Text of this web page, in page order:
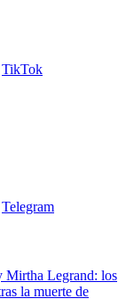
TikTok
Telegram
Mirtha Legrand: los
la muerte de